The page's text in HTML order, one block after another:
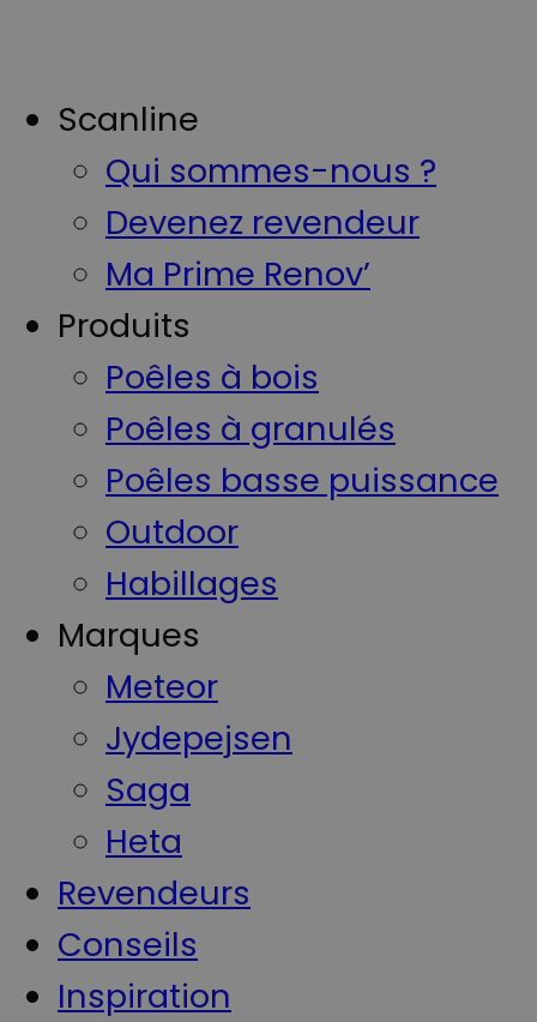
Scanline
Qui sommes-nous ?
Devenez revendeur
Ma Prime Renov’
Produits
Poêles à bois
Poêles à granulés
Poêles basse puissance
Outdoor
Habillages
Marques
Meteor
Jydepejsen
Saga
Heta
Revendeurs
Conseils
Inspiration